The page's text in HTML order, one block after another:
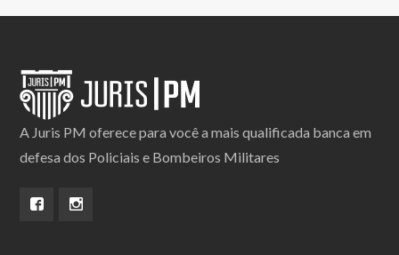
A Juris PM oferece para você a mais qualificada banca em
defesa dos Policiais e Bombeiros Militares